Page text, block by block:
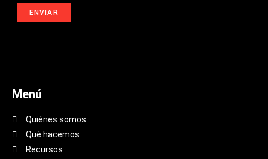
Menú
Quiénes somos
Qué hacemos
Recursos